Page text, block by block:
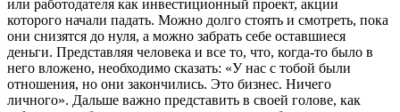
или работодателя как инвестиционный проект, акции
которого начали падать. Можно долго стоять и смотреть, пока
они снизятся до нуля, а можно забрать себе оставшиеся
деньги. Представляя человека и все то, что, когда-то было в
него вложено, необходимо сказать: «У нас с тобой были
отношения, но они закончились. Это бизнес. Ничего
личного». Дальше важно представить в своей голове, как